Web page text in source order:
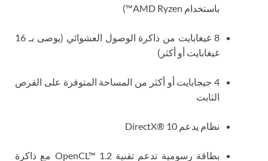
باستخدام AMD Ryzen™)
8 غيغابايت من ذاكرة الوصول العشوائي (يوصى بـ 16
غيغابايت أو أكثر)
4 جيجابايت أو أكثر من المساحة المتوفرة على القرص
الثابت
نظام يدعم DirectX® 10
بطاقة رسومية تدعم تقنية OpenCL™ 1.2 مع ذاكرة